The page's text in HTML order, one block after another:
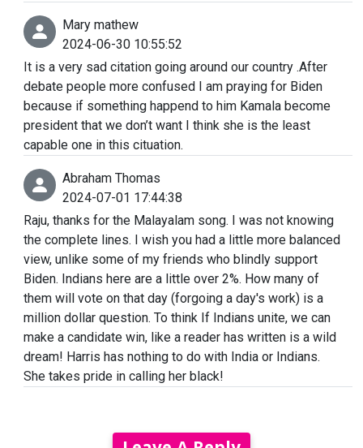
Mary mathew
2024-06-30 10:55:52
It is a very sad citation going around our country .After
debate people more confused I am praying for Biden
because if something happend to him Kamala become
president that we don’t want I think she is the least
capable one in this cituation.
Abraham Thomas
2024-07-01 17:44:38
Raju, thanks for the Malayalam song. I was not knowing
the complete lines. I wish you had a little more balanced
view, unlike some of my friends who blindly support
Biden. Indians here are a little over 2%. How many of
them will vote on that day (forgoing a day's work) is a
million dollar question. To think If Indians unite, we can
make a candidate win, like a reader has written is a wild
dream! Harris has nothing to do with India or Indians.
She takes pride in calling her black!